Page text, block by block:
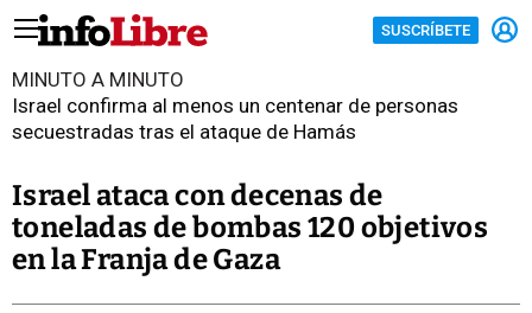
SUSCRÍBETE
MINUTO A MINUTO
Israel confirma al menos un centenar de personas
secuestradas tras el ataque de Hamás
Israel ataca con decenas de
toneladas de bombas 120 objetivos
en la Franja de Gaza